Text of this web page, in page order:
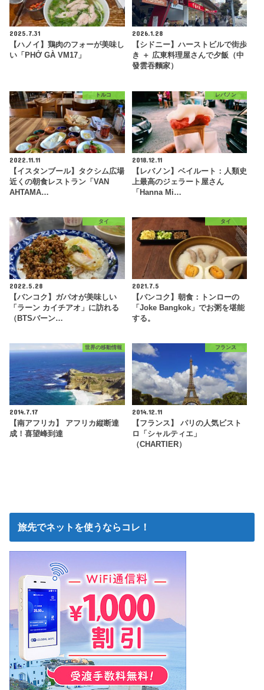
2025.7.31
【ハノイ】鶏肉のフォーが美味し
い「PHỞ GÀ VM17」
2026.1.28
【シドニー】ハーストビルで街歩
き ＋ 広東料理屋さんで夕飯（中
發雲吞麵家）
トルコ
2022.11.11
【イスタンブール】タクシム広場
近くの朝食レストラン「VAN
AHTAMA…
レバノン
2018.12.11
【レバノン】ベイルート：人類史
上最高のジェラート屋さん
「Hanna Mi…
タイ
2022.5.28
【バンコク】ガパオが美味しい
「ラーン カイチアオ」に訪れる
（BTSバーン…
タイ
2021.7.5
【バンコク】朝食：トンローの
「Joke Bangkok」でお粥を堪能
する。
世界の移動情報
2014.7.17
【南アフリカ】 アフリカ縦断達
成！喜望峰到達
フランス
2014.12.11
【フランス】 パリの人気ビスト
ロ「シャルティエ」
（CHARTIER）
旅先でネットを使うならコレ！